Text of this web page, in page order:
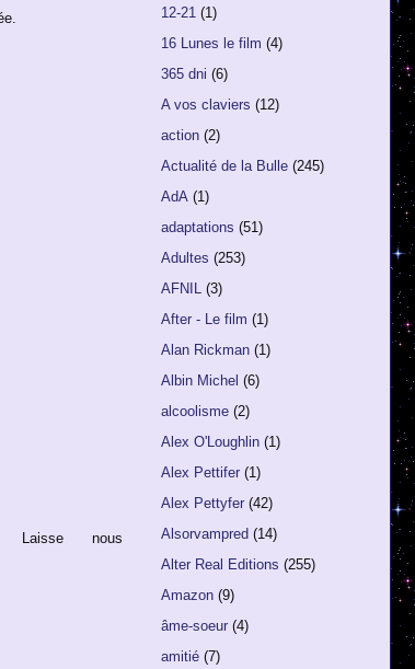
nous
12-21 (1)
16 Lunes le film (4)
365 dni (6)
A vos claviers (12)
action (2)
Actualité de la Bulle (245)
AdA (1)
adaptations (51)
Adultes (253)
AFNIL (3)
After - Le film (1)
Alan Rickman (1)
Albin Michel (6)
alcoolisme (2)
Alex O'Loughlin (1)
Alex Pettifer (1)
Alex Pettyfer (42)
Alsorvampred (14)
Alter Real Editions (255)
Amazon (9)
âme-soeur (4)
amitié (7)